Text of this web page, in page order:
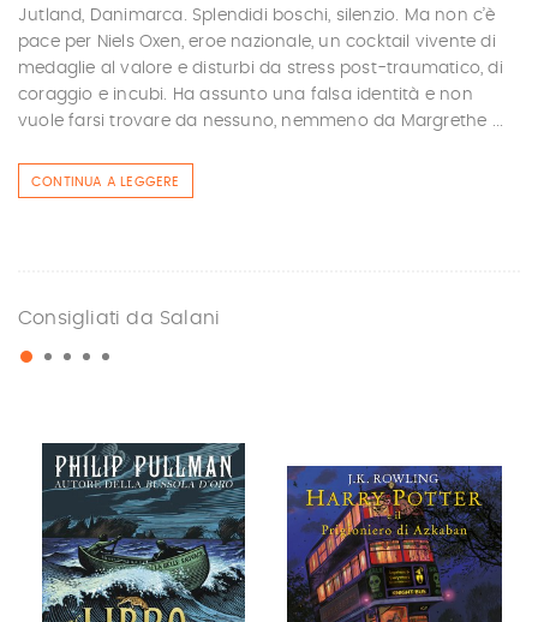
Jutland, Danimarca. Splendidi boschi, silenzio. Ma non c’è
pace per Niels Oxen, eroe nazionale, un cocktail vivente di
medaglie al valore e disturbi da stress post-traumatico, di
coraggio e incubi. Ha assunto una falsa identità e non
vuole farsi trovare da nessuno, nemmeno da Margrethe ...
CONTINUA A LEGGERE
Consigliati da Salani